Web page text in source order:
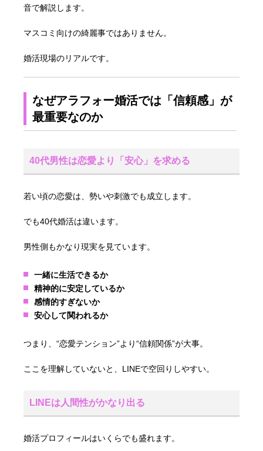
音で解説します。
マスコミ向けの綺麗事ではありません。
婚活現場のリアルです。
なぜアラフォー婚活では「信頼感」が
最重要なのか
40代男性は恋愛より「安心」を求める
若い頃の恋愛は、勢いや刺激でも成立します。
でも40代婚活は違います。
男性側もかなり現実を見ています。
一緒に生活できるか
精神的に安定しているか
感情的すぎないか
安心して関われるか
つまり、“恋愛テンション”より“信頼関係”が大事。
ここを理解していないと、LINEで空回りしやすい。
LINEは人間性がかなり出る
婚活プロフィールはいくらでも盛れます。